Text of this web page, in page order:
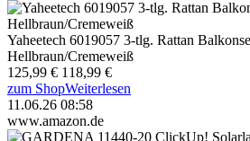
Yaheetech 6019057 3-tlg. Rattan
Hellbraun/Cremeweiß
125,99 € 118,99 €
zum ShopWeiterlesen
11.06.26 08:58
www.amazon.de